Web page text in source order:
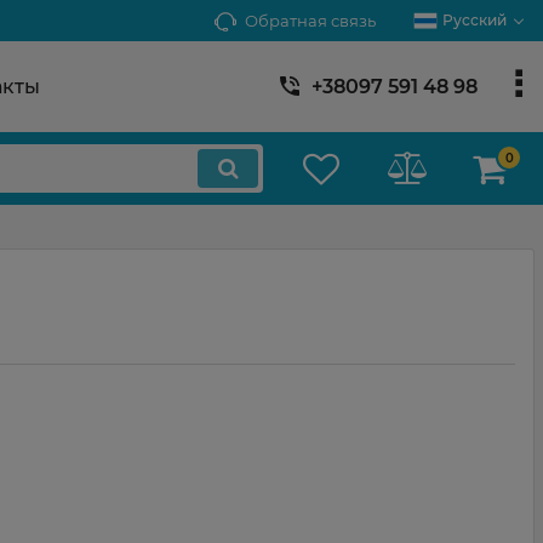
Обратная связь Русский
+38097 591 48 98
0